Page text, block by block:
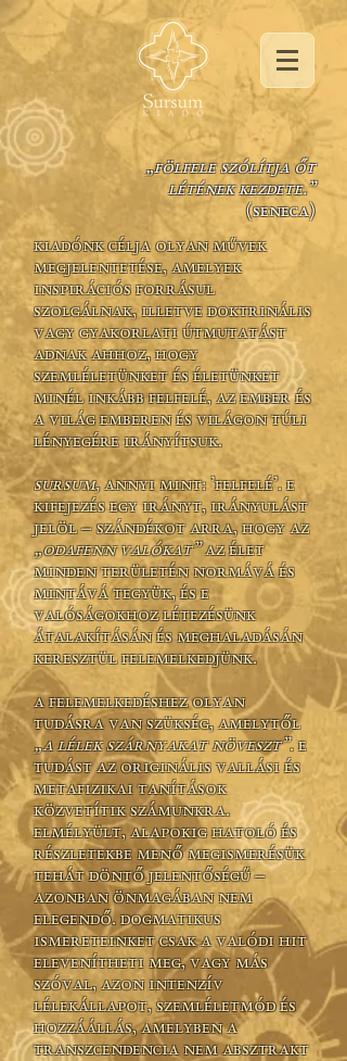
„Fölfele szólítja őt
létének kezdete.”
(Seneca)
Kiadónk célja olyan művek
megjelentetése, amelyek
inspirációs forrásul
szolgálnak, illetve doktrinális
vagy gyakorlati útmutatást
adnak ahhoz, hogy
szemléletünket és életünket
minél inkább felfelé, az ember és
a világ emberen és világon túli
lényegére irányítsuk.
Sursum,annyi mint: ’felfelé’. E
kifejezés egy irányt, irányulást
jelöl ‒ szándékot arra, hogy az
„odafenn valókat”az élet
minden területén normává és
mintává tegyük, és e
valóságokhoz létezésünk
átalakításán és meghaladásán
keresztül felemelkedjünk.
A felemelkedéshez olyan
tudásra van szükség, amelytől
„a lélek szárnyakat növeszt”. E
tudást az originális vallási és
metafizikai tanítások
közvetítik számunkra.
Elmélyült, alapokig hatoló és
részletekbe menő megismerésük
tehát döntő jelentőségű ‒
azonban önmagában nem
elegendő. Dogmatikus
ismereteinket csak a valódi hit
elevenítheti meg, vagy más
szóval, azon intenzív
lélekállapot, szemléletmód és
hozzáállás, amelyben a
transzcendencia nem absztrakt